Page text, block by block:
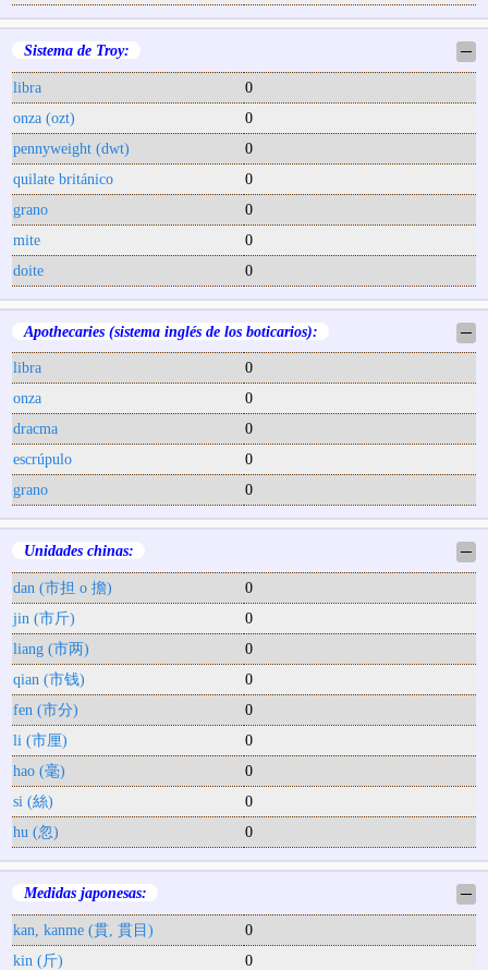
Sistema de Troy: ─
libra
0
onza (ozt)
0
pennyweight (dwt)
0
quilate británico
0
grano
0
mite
0
doite
0
Apothecaries (sistema inglés de los boticarios): ─
libra
0
onza
0
dracma
0
escrúpulo
0
grano
0
Unidades chinas: ─
dan (市担 o 擔)
0
jin (市斤)
0
liang (市两)
0
qian (市钱)
0
fen (市分)
0
li (市厘)
0
hao (毫)
0
si (絲)
0
hu (忽)
0
Medidas japonesas: ─
kan, kanme (貫, 貫目)
0
kin (斤)
0